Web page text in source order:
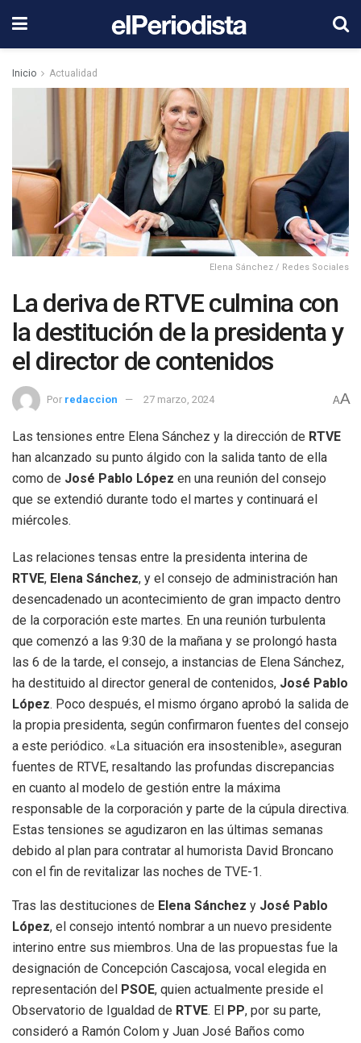
Inicio Actualidad
Elena Sánchez / Redes Sociales
La deriva de RTVE culmina con
la destitución de la presidenta y
el director de contenidos
Por redaccion 27 marzo, 2024 AA
Las tensiones entre Elena Sánchez y la dirección de RTVE
han alcanzado su punto álgido con la salida tanto de ella
como de José Pablo López en una reunión del consejo
que se extendió durante todo el martes y continuará el
miércoles.
Las relaciones tensas entre la presidenta interina de
RTVE, Elena Sánchez, y el consejo de administración han
desencadenado un acontecimiento de gran impacto dentro
de la corporación este martes. En una reunión turbulenta
que comenzó a las 9:30 de la mañana y se prolongó hasta
las 6 de la tarde, el consejo, a instancias de Elena Sánchez,
ha destituido al director general de contenidos, José Pablo
López. Poco después, el mismo órgano aprobó la salida de
la propia presidenta, según confirmaron fuentes del consejo
a este periódico. «La situación era insostenible», aseguran
fuentes de RTVE, resaltando las profundas discrepancias
en cuanto al modelo de gestión entre la máxima
responsable de la corporación y parte de la cúpula directiva.
Estas tensiones se agudizaron en las últimas semanas
debido al plan para contratar al humorista David Broncano
con el fin de revitalizar las noches de TVE-1.
Tras las destituciones de Elena Sánchez y José Pablo
López, el consejo intentó nombrar a un nuevo presidente
interino entre sus miembros. Una de las propuestas fue la
designación de Concepción Cascajosa, vocal elegida en
representación del PSOE, quien actualmente preside el
Observatorio de Igualdad de RTVE. El PP, por su parte,
consideró a Ramón Colom y Juan José Baños como